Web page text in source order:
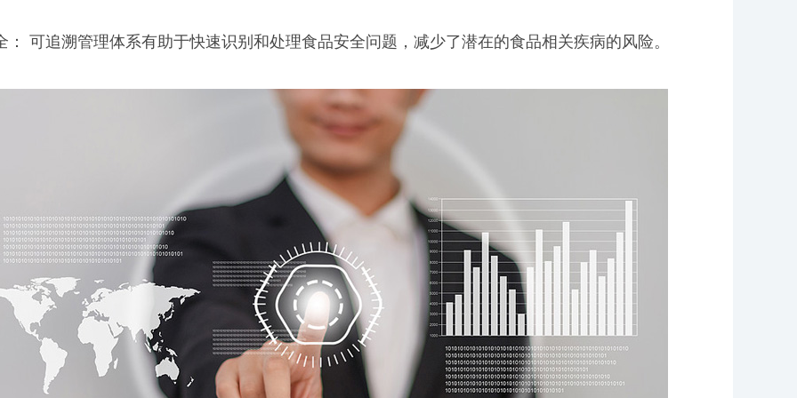
： 可追溯管理体系有助于快速识别和处理食品安全问题，减少了潜在的食品相关疾病的风险。